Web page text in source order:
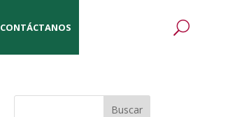
CONTÁCTANOS
Buscar